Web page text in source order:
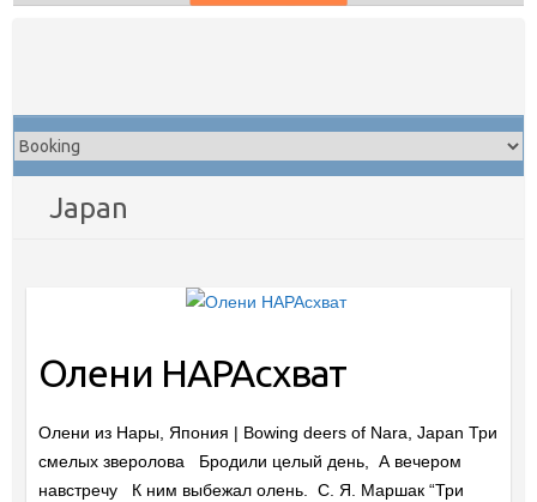
Japan
Олени НАРАсхват
Олени из Нары, Япония | Bowing deers of Nara, Japan Три
смелых зверолова Бродили целый день, А вечером
навстречу К ним выбежал олень. С. Я. Маршак “Три